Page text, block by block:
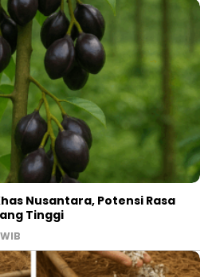
Nusantara, Potensi Rasa
Tinggi